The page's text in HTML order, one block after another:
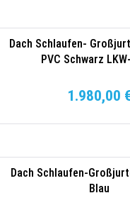
Dach Schlaufen-
PVC Schwarz
1.980,00
Dach Schlaufen-
Blau